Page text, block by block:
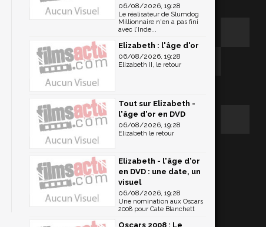
06/08/2026, 19:28
Le réalisateur de Slumdog
Millionnaire n'en a pas fini
avec l'Inde...
Elizabeth : l'âge d'or
06/08/2026, 19:28
Elizabeth II, le retour
Tout sur Elizabeth -
l'âge d'or en DVD
06/08/2026, 19:28
Elizabeth le retour
Elizabeth - l'âge d'or
en DVD : une date, un
visuel
06/08/2026, 19:28
Une nomination aux Oscars
2008 pour Cate Blanchett
Oscars 2008 : Le